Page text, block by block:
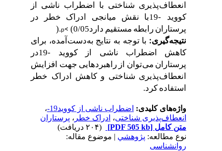
انعطافپذیری شناختی با اضطراب ناشی از
کووید19-با نقش میانجی ادراک خطر
در
پرستارانرابطهمستقیمدارد (0/05
˂
p
).
نتیجهگیری: با توجه به نتایج بهدستآمده، برای
کاهش
اضطراب ناشی کووید19-در
پرستاران میتواناز راهبردهایی جهتافزایش
انعطافپذیری شناختی و کاهش ادراک خطر
استفادهکرد .
واژه‌های کلیدی:اضطراب ناشی از کووید19-
،
انعطاف‌پذیری شناختی،ادراک خطر، پرستاران
متن کامل[PDF 505 kb]
نوع مطالعه:پژوهشي| موضوع مقاله:
روانشناسی